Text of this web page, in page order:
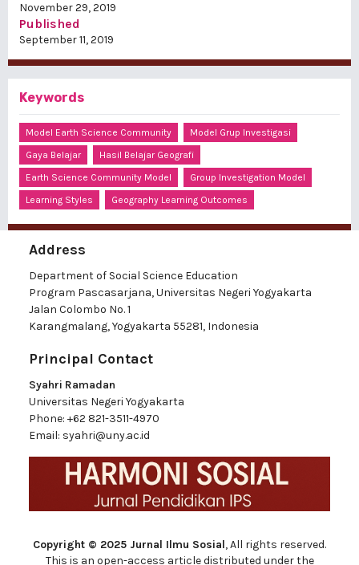
November 29, 2019
Published
September 11, 2019
Keywords
Model Earth Science Community
Model Grup Investigasi
Gaya Belajar
Hasil Belajar Geografi
Earth Science Community Model
Group Investigation Model
Learning Styles
Geography Learning Outcomes
Address
Department of Social Science Education
Program Pascasarjana, Universitas Negeri Yogyakarta
Jalan Colombo No. 1
Karangmalang, Yogyakarta 55281, Indonesia
Principal Contact
Syahri Ramadan
Universitas Negeri Yogyakarta
Phone: +62 821-3511-4970
Email: syahri@uny.ac.id
Copyright © 2025 Jurnal Ilmu Sosial, All rights reserved.
This is an open-access article distributed under the